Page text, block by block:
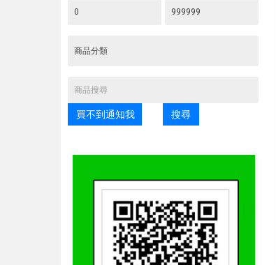
買不到通知我 搜尋